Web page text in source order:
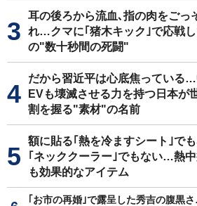
耳の後ろから流血､指の肉をごっ
れ…クマに｢猪木キック｣で応戦
の"数十秒間の死闘"
だから習近平は心底焦っている
EVも壊滅させる力を持つ日本が
割を握る"素材"の名前
額に貼る｢熱を冷ますシート｣で
｢ネッククーラー｣でもない…熱
も効果的なアイテム
｢お市の再婚｣で露呈した秀吉の腹黒